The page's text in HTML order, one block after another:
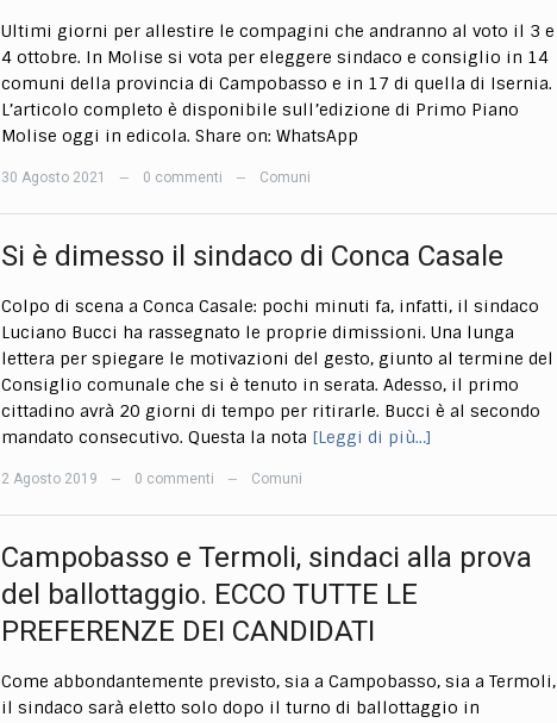
Ultimi giorni per allestire le compagini che andranno al voto il 3 e
4 ottobre. In Molise si vota per eleggere sindaco e consiglio in 14
comuni della provincia di Campobasso e in 17 di quella di Isernia.
L’articolo completo è disponibile sull’edizione di Primo Piano
Molise oggi in edicola. Share on: WhatsApp
30 Agosto 2021 — 0 commenti — Comuni
Si è dimesso il sindaco di Conca Casale
Colpo di scena a Conca Casale: pochi minuti fa, infatti, il sindaco
Luciano Bucci ha rassegnato le proprie dimissioni. Una lunga
lettera per spiegare le motivazioni del gesto, giunto al termine del
Consiglio comunale che si è tenuto in serata. Adesso, il primo
cittadino avrà 20 giorni di tempo per ritirarle. Bucci è al secondo
mandato consecutivo. Questa la nota [Leggi di più…]
2 Agosto 2019 — 0 commenti — Comuni
Campobasso e Termoli, sindaci alla prova
del ballottaggio. ECCO TUTTE LE
PREFERENZE DEI CANDIDATI
Come abbondantemente previsto, sia a Campobasso, sia a Termoli,
il sindaco sarà eletto solo dopo il turno di ballottaggio in